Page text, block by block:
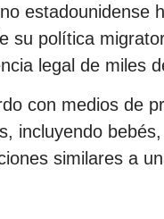
estadounidense
su política
legal de miles
con medios de
incluyendo
similares a